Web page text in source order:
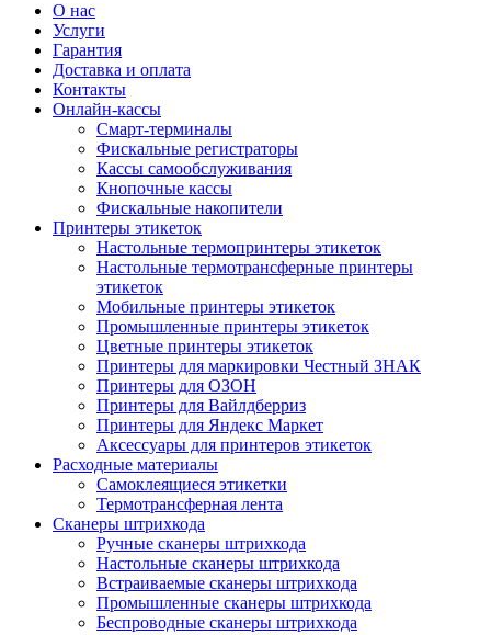
О нас
Услуги
Гарантия
Доставка и оплата
Контакты
Онлайн-кассы
Смарт-терминалы
Фискальные регистраторы
Кассы самообслуживания
Кнопочные кассы
Фискальные накопители
Принтеры этикеток
Настольные термопринтеры этикеток
Настольные термотрансферные принтеры
этикеток
Мобильные принтеры этикеток
Промышленные принтеры этикеток
Цветные принтеры этикеток
Принтеры для маркировки Честный ЗНАК
Принтеры для ОЗОН
Принтеры для Вайлдберриз
Принтеры для Яндекс Маркет
Аксессуары для принтеров этикеток
Расходные материалы
Самоклеящиеся этикетки
Термотрансферная лента
Сканеры штрихкода
Ручные сканеры штрихкода
Настольные сканеры штрихкода
Встраиваемые сканеры штрихкода
Промышленные сканеры штрихкода
Беспроводные сканеры штрихкода